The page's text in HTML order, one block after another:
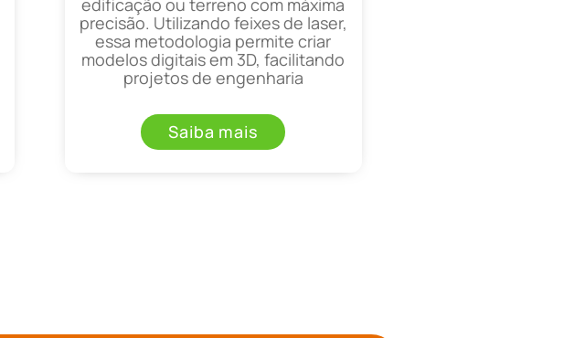
edificação ou terreno com máxima
precisão. Utilizando feixes de laser,
essa metodologia permite criar
modelos digitais em 3D, facilitando
projetos de engenharia
Saiba mais